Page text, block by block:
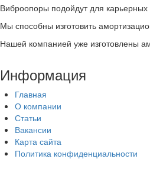
Виброопоры подойдут для
Мы способны изготовить
Нашей компанией уже изготовлены
Информация
Главная
О компании
Статьи
Вакансии
Карта сайта
Политика конфиденциальности